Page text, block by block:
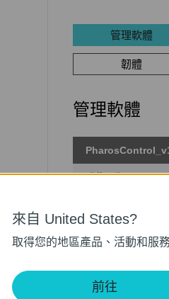
管理軟體
韌體
管理軟體
發佈日期:2016-
Modifications
The first version
來自 United States?
取得您的地區產品、活動和服
前往